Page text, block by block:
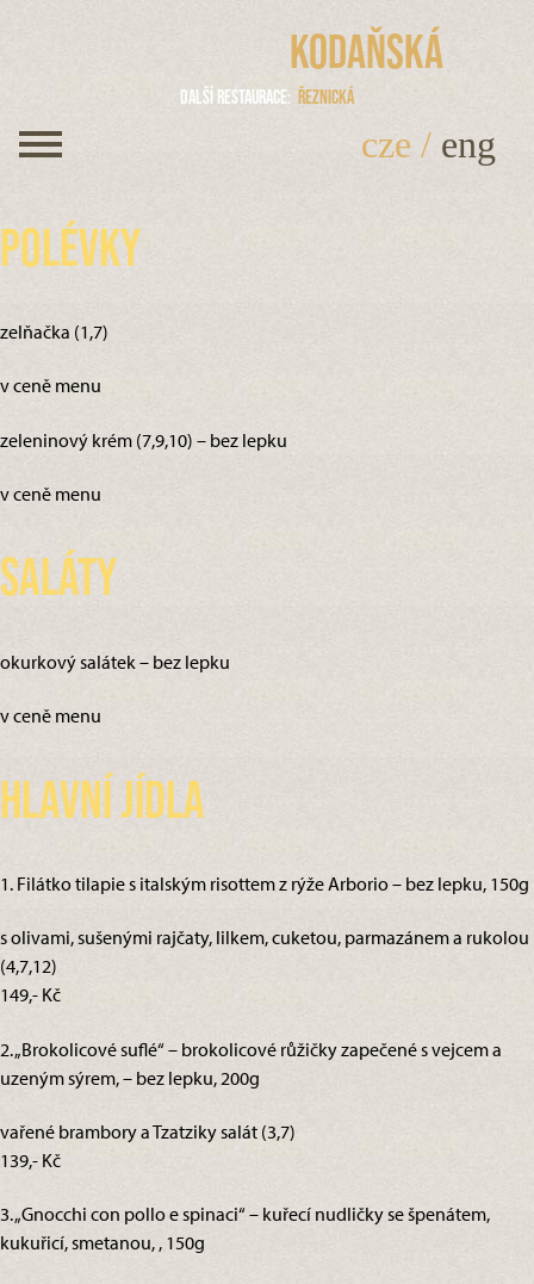
Kodaňská
Další restaurace Řeznická
cze / eng
Polévky
zelňačka (1,7)
v ceně menu
zeleninový krém (7,9,10) – bez lepku
v ceně menu
Saláty
okurkový salátek – bez lepku
v ceně menu
Hlavní jídla
1. Filátko tilapie s italským risottem z rýže Arborio – bez lepku, 150g
s olivami, sušenými rajčaty, lilkem, cuketou, parmazánem a rukolou
(4,7,12)
149,- Kč
2. „Brokolicové suflé“ – brokolicové růžičky zapečené s vejcem a
uzeným sýrem, – bez lepku, 200g
vařené brambory a Tzatziky salát (3,7)
139,- Kč
3. „Gnocchi con pollo e spinaci“ – kuřecí nudličky se špenátem,
kukuřicí, smetanou, , 150g